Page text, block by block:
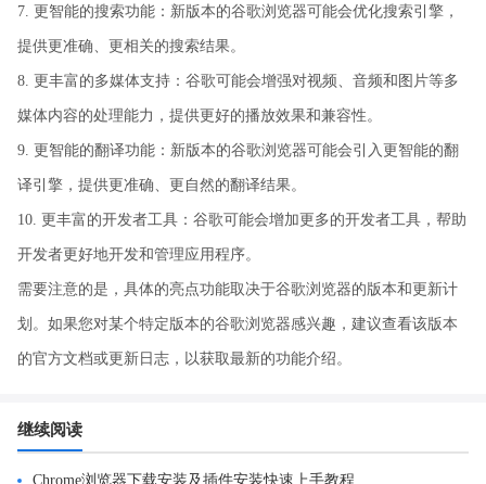
7. 更智能的搜索功能：新版本的谷歌浏览器可能会优化搜索引擎，
提供更准确、更相关的搜索结果。
8. 更丰富的多媒体支持：谷歌可能会增强对视频、音频和图片等多
媒体内容的处理能力，提供更好的播放效果和兼容性。
9. 更智能的翻译功能：新版本的谷歌浏览器可能会引入更智能的翻
译引擎，提供更准确、更自然的翻译结果。
10. 更丰富的开发者工具：谷歌可能会增加更多的开发者工具，帮助
开发者更好地开发和管理应用程序。
需要注意的是，具体的亮点功能取决于谷歌浏览器的版本和更新计
划。如果您对某个特定版本的谷歌浏览器感兴趣，建议查看该版本
的官方文档或更新日志，以获取最新的功能介绍。
继续阅读
Chrome浏览器下载安装及插件安装快速上手教程